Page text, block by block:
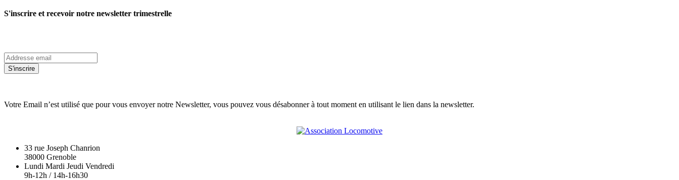
S'inscrire et recevoir notre newsletter trimestrelle
S'inscrire
Votre Email n’est utilisé que pour vous envoyer notre Newsletter, vous pouvez vous désabonner à tout moment en utilisant le lien dans la newsletter.
33 rue Joseph Chanrion
38000 Grenoble
Lundi Mardi Jeudi Vendredi
9h-12h / 14h-16h30